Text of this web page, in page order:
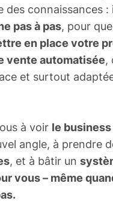
des connaissances :
pas à pas, pour
en place votre
vente automatisée,
et surtout
à voir le
angle, à prendre
, et à bâtir un
vous – même